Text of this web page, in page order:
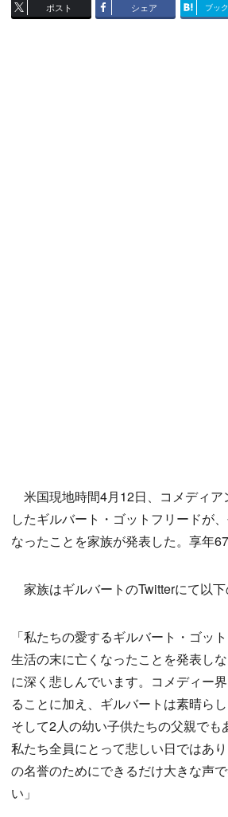
ポスト シェア ブッ
米国現地時間4月12日、コメディア
したギルバート・ゴットフリードが
なったことを家族が発表した。享年67
家族はギルバートのTwitterにて以下
「私たちの愛するギルバート・ゴッ
生活の末に亡くなったことを発表し
に深く悲しんでいます。コメディー
ることに加え、ギルバートは素晴らし
そして2人の幼い子供たちの父親でも
私たち全員にとって悲しい日ではあ
の名誉のためにできるだけ大きな声
い」